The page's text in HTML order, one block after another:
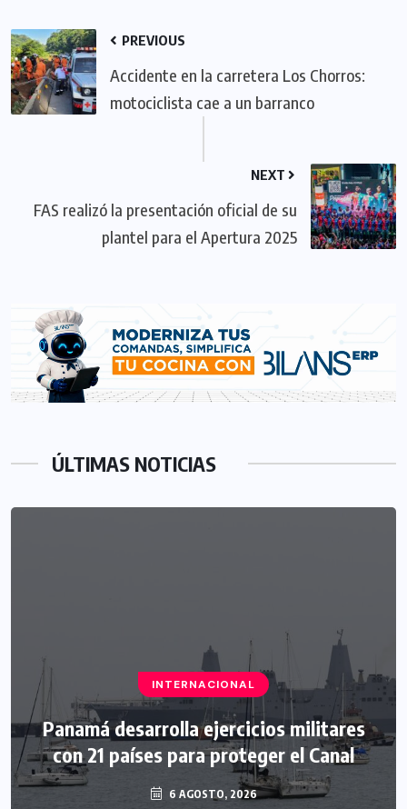
PREVIOUS
Accidente en la carretera Los Chorros:
motociclista cae a un barranco
NEXT
FAS realizó la presentación oficial de su
plantel para el Apertura 2025
ÚLTIMAS NOTICIAS
INTERNACIONAL
Panamá desarrolla ejercicios militares
con 21 países para proteger el Canal
6 AGOSTO, 2026